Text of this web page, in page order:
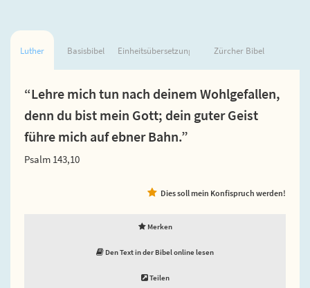
Luther Basisbibel Einheitsübersetzung Zürcher Bibel
“Lehre mich tun nach deinem Wohlgefallen,
denn du bist mein Gott; dein guter Geist
führe mich auf ebner Bahn.”
Psalm 143,10
Dies soll mein Konfispruch werden!
Merken
Den Text in der Bibel online lesen
Teilen